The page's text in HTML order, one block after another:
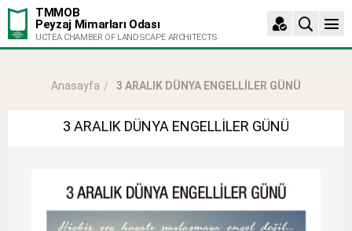
TMMOB
Peyzaj Mimarları Odası
UCTEA CHAMBER OF LANDSCAPE ARCHITECTS
Anasayfa 3 ARALIK DÜNYA ENGELLİLER GÜNÜ
3 ARALIK DÜNYA ENGELLİLER GÜNÜ